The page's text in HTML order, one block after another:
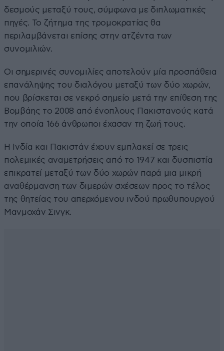
δεσμούς μεταξύ τους, σύμφωνα με διπλωματικές
πηγές. Το ζήτημα της τρομοκρατίας θα
περιλαμβάνεται επίσης στην ατζέντα των
συνομιλιών.
Οι σημερινές συνομιλίες αποτελούν μία προσπάθεια
επανάληψης του διαλόγου μεταξύ των δύο χωρών,
που βρίσκεται σε νεκρό σημείο μετά την επίθεση της
Βομβάης το 2008 από ένοπλους Πακιστανούς κατά
την οποία 166 άνθρωποι έχασαν τη ζωή τους.
Η Ινδία και Πακιστάν έχουν εμπλακεί σε τρεις
πολεμικές αναμετρήσεις από το 1947 και δυσπιστία
επικρατεί μεταξύ των δύο χωρών παρά μια μικρή
αναθέρμανση των διμερών σχέσεων προς το τέλος
της θητείας του απερχόμενου ινδού πρωθυπουργού
Μανμοχάν Σινγκ.